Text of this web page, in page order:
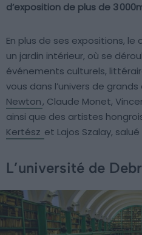
d’exposition de plus de 3
En plus de ses expositions,
un jardin intérieur, où se
événements culturels,
vous dans l’univers de
Newton, Claude Monet,
ainsi que des artistes
Kertész et Lajos Szalay,
L’université de